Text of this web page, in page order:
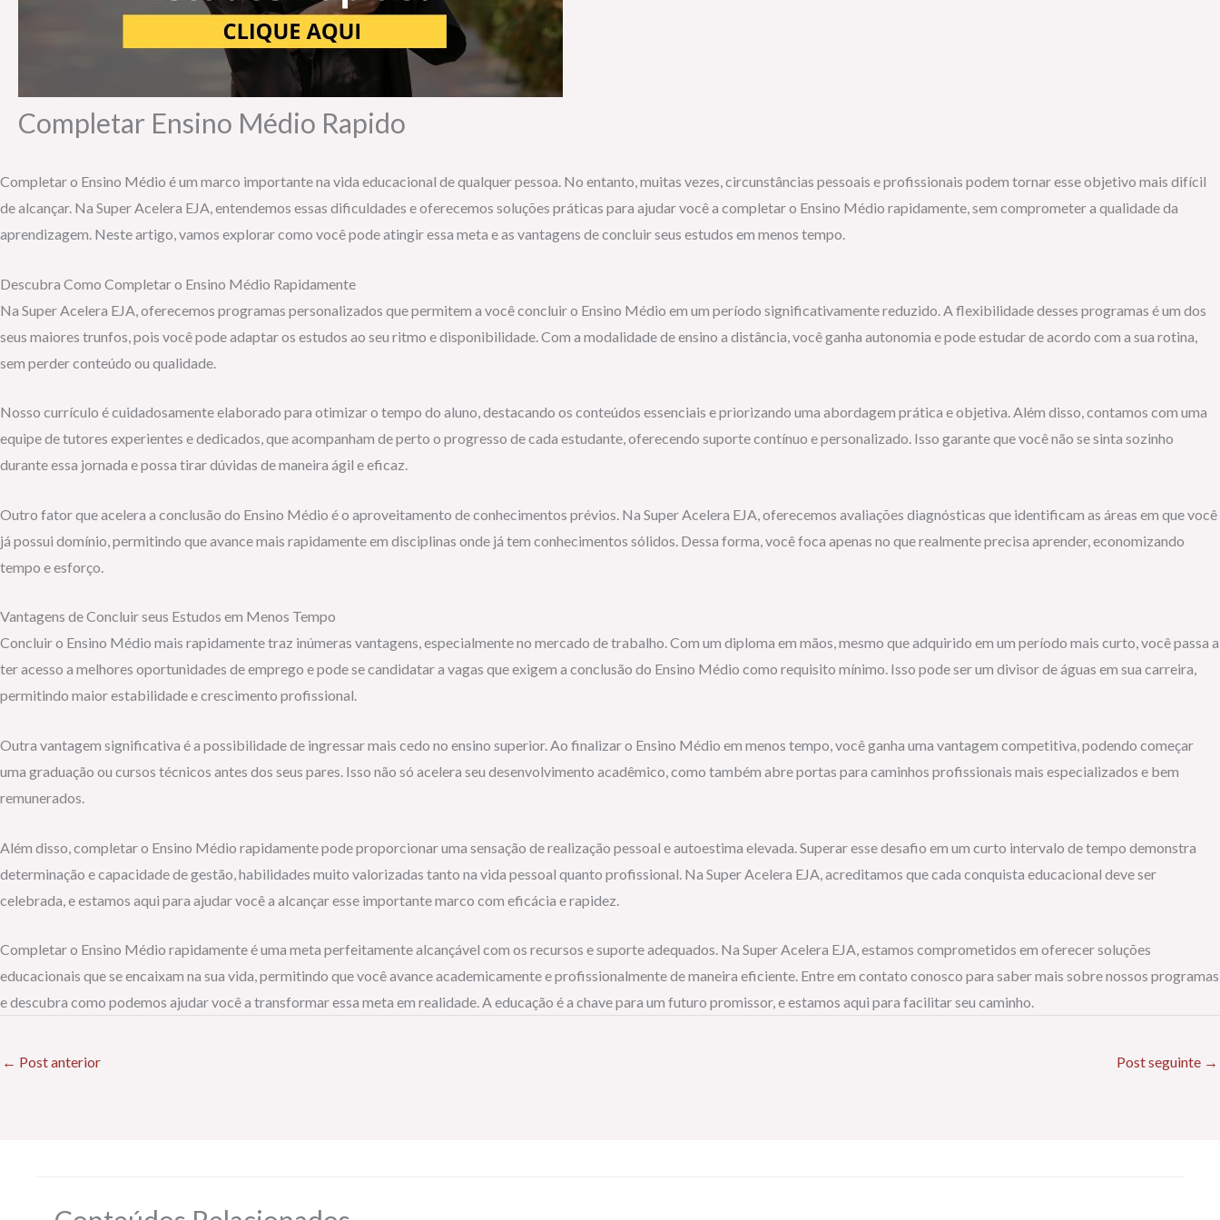
Completar Ensino Médio Rapido
Completar o Ensino Médio é um marco importante na vida educacional de qualquer pessoa. No entanto, muitas vezes, circunstâncias pessoais e profissionais podem tornar esse objetivo mais difícil
de alcançar. Na Super Acelera EJA, entendemos essas dificuldades e oferecemos soluções práticas para ajudar você a completar o Ensino Médio rapidamente, sem comprometer a qualidade da
aprendizagem. Neste artigo, vamos explorar como você pode atingir essa meta e as vantagens de concluir seus estudos em menos tempo.
Descubra Como Completar o Ensino Médio Rapidamente
Na Super Acelera EJA, oferecemos programas personalizados que permitem a você concluir o Ensino Médio em um período significativamente reduzido. A flexibilidade desses programas é um dos
seus maiores trunfos, pois você pode adaptar os estudos ao seu ritmo e disponibilidade. Com a modalidade de ensino a distância, você ganha autonomia e pode estudar de acordo com a sua rotina,
sem perder conteúdo ou qualidade.
Nosso currículo é cuidadosamente elaborado para otimizar o tempo do aluno, destacando os conteúdos essenciais e priorizando uma abordagem prática e objetiva. Além disso, contamos com uma
equipe de tutores experientes e dedicados, que acompanham de perto o progresso de cada estudante, oferecendo suporte contínuo e personalizado. Isso garante que você não se sinta sozinho
durante essa jornada e possa tirar dúvidas de maneira ágil e eficaz.
Outro fator que acelera a conclusão do Ensino Médio é o aproveitamento de conhecimentos prévios. Na Super Acelera EJA, oferecemos avaliações diagnósticas que identificam as áreas em que você
já possui domínio, permitindo que avance mais rapidamente em disciplinas onde já tem conhecimentos sólidos. Dessa forma, você foca apenas no que realmente precisa aprender, economizando
tempo e esforço.
Vantagens de Concluir seus Estudos em Menos Tempo
Concluir o Ensino Médio mais rapidamente traz inúmeras vantagens, especialmente no mercado de trabalho. Com um diploma em mãos, mesmo que adquirido em um período mais curto, você passa a
ter acesso a melhores oportunidades de emprego e pode se candidatar a vagas que exigem a conclusão do Ensino Médio como requisito mínimo. Isso pode ser um divisor de águas em sua carreira,
permitindo maior estabilidade e crescimento profissional.
Outra vantagem significativa é a possibilidade de ingressar mais cedo no ensino superior. Ao finalizar o Ensino Médio em menos tempo, você ganha uma vantagem competitiva, podendo começar
uma graduação ou cursos técnicos antes dos seus pares. Isso não só acelera seu desenvolvimento acadêmico, como também abre portas para caminhos profissionais mais especializados e bem
remunerados.
Além disso, completar o Ensino Médio rapidamente pode proporcionar uma sensação de realização pessoal e autoestima elevada. Superar esse desafio em um curto intervalo de tempo demonstra
determinação e capacidade de gestão, habilidades muito valorizadas tanto na vida pessoal quanto profissional. Na Super Acelera EJA, acreditamos que cada conquista educacional deve ser
celebrada, e estamos aqui para ajudar você a alcançar esse importante marco com eficácia e rapidez.
Completar o Ensino Médio rapidamente é uma meta perfeitamente alcançável com os recursos e suporte adequados. Na Super Acelera EJA, estamos comprometidos em oferecer soluções
educacionais que se encaixam na sua vida, permitindo que você avance academicamente e profissionalmente de maneira eficiente. Entre em contato conosco para saber mais sobre nossos programas
e descubra como podemos ajudar você a transformar essa meta em realidade. A educação é a chave para um futuro promissor, e estamos aqui para facilitar seu caminho.
← Post anterior Post seguinte →